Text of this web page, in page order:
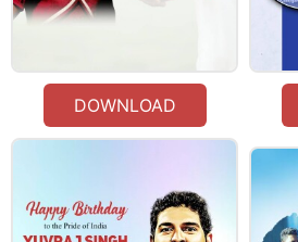
DOWNLOAD